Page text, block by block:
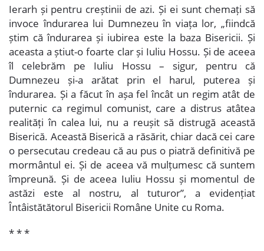
Ierarh și pentru creștinii de azi. Și ei sunt chemați să
invoce îndurarea lui Dumnezeu în viața lor, „fiindcă
știm că îndurarea și iubirea este la baza Bisericii. Și
aceasta a știut-o foarte clar și Iuliu Hossu. Și de aceea
îl celebrăm pe Iuliu Hossu – sigur, pentru că
Dumnezeu și-a arătat prin el harul, puterea și
îndurarea. Și a făcut în așa fel încât un regim atât de
puternic ca regimul comunist, care a distrus atâtea
realități în calea lui, nu a reușit să distrugă această
Biserică. Această Biserică a răsărit, chiar dacă cei care
o persecutau credeau că au pus o piatră definitivă pe
mormântul ei. Și de aceea vă mulțumesc că suntem
împreună. Și de aceea Iuliu Hossu și momentul de
astăzi este al nostru, al tuturor”, a evidențiat
Întâistătătorul Bisericii Române Unite cu Roma.
* * *